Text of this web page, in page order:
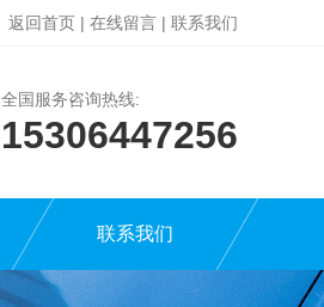
返回首页 | 在线留言 | 联系我们
全国服务咨询热线:
15306447256
联系我们